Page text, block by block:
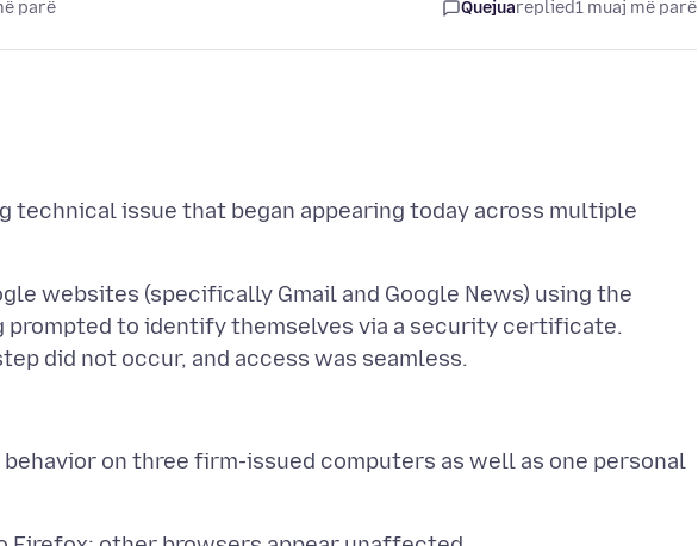
parë Quejuareplied1 muaj më parë
technical issue that began appearing today across multiple
websites (specifically Gmail and Google News) using the
prompted to identify themselves via a security certificate.
on three firm-issued computers as well as one personal